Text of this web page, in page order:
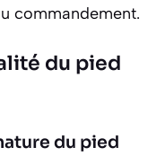
commandement.
du pied
du pied